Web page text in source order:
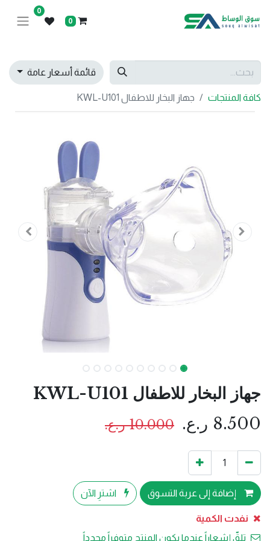
0
0
قائمة أسعار عامة
كافة المنتجات جهاز البخار للاطفال KWL-U101
جهاز البخار للاطفال KWL-U101
8.500 ر.ع. 10.000ر.ع.
إضافة إلى عربة التسوق اشترِ الآن
نفدت الكمية
تلقّ إشعاراً عندما يكون المنتج متوفراً مجدداً